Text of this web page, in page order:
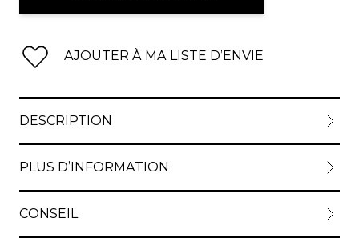
AJOUTER À MA LISTE D’ENVIE
DESCRIPTION
PLUS D’INFORMATION
CONSEIL